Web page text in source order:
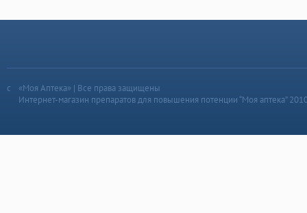
«Моя Аптека» | Все права защищены
Интернет-магазин препаратов для повышения потенции “Моя аптека”